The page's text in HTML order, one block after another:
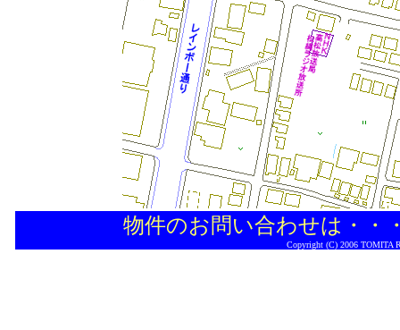
物件のお問い合わせは・
Copyright (C) 2006 TOMITA